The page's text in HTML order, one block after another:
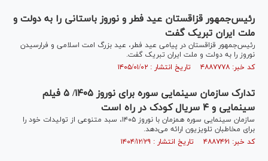
رئیس‌جمهور قزاقستان عید فطر و نوروز باستانی را به دولت و
ملت ایران تبریک گفت
رئیس‌جمهور قزاقستان در پیامی عید فطر، عید بزرگ امت اسلامی و فرارسیدن
نوروز را به دولت و ملت ایران تبریک گفت.
کد خبر: ۴۸۸۷۷۷۸ تاریخ انتشار : ۱۴۰۵/۰۱/۰۲
تدارک سازمان سینمایی سوره برای نوروز ١۴٠۵/ ۵ فیلم
سینمایی و ۴ سریال کودک در راه است
سازمان سینمایی سوره همزمان با نوروز ۱۴۰۵، سبد متنوعی از تولیدات خود را
برای مخاطبان تلویزیون ارائه می‌دهد.
کد خبر: ۴۸۸۷۴۶۱ تاریخ انتشار : ۱۴۰۴/۱۲/۲۹